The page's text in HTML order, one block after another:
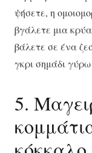
ψήσετε, η
βγάλετε μια
βάλετε σε ένα
γκρι σημάδι
5.